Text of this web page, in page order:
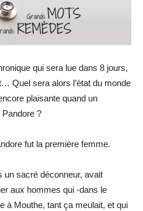
qui sera lue dans 8 jours,
Quel sera alors l’état du monde
plaisante quand un
?
fut la première femme.
un sacré déconneur, avait
aux hommes qui -dans le
à Mouthe, tant ça meulait, et qui